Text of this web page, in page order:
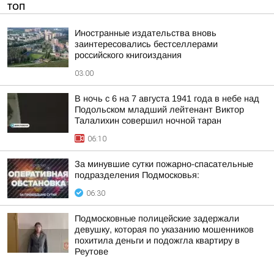
ТОП
Иностранные издательства вновь
заинтересовались бестселлерами
российского книгоиздания
03:00
В ночь с 6 на 7 августа 1941 года в небе над
Подольском младший лейтенант Виктор
Талалихин совершил ночной таран
06:10
За минувшие сутки пожарно-спасательные
подразделения Подмосковья:
06:30
Подмосковные полицейские задержали
девушку, которая по указанию мошенников
похитила деньги и подожгла квартиру в
Реутове